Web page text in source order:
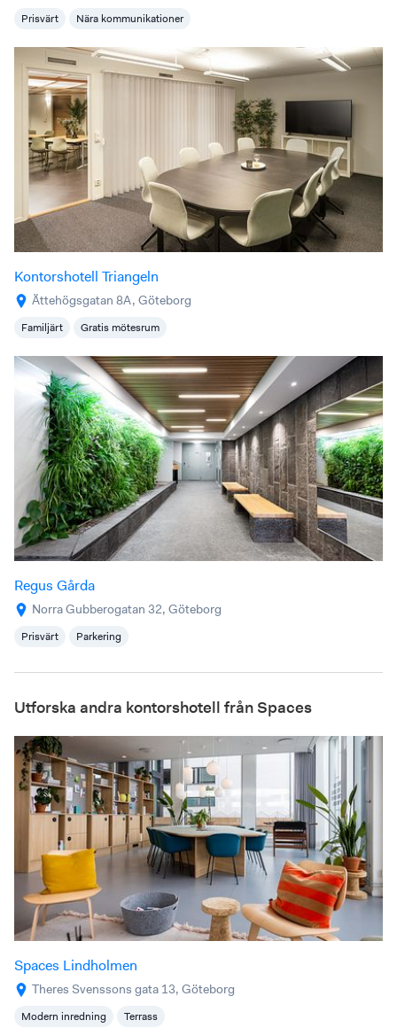
Prisvärt Nära kommunikationer
Kontorshotell Triangeln
Ättehögsgatan 8A, Göteborg
Familjärt Gratis mötesrum
Regus Gårda
Norra Gubberogatan 32, Göteborg
Prisvärt Parkering
Utforska andra kontorshotell från Spaces
Spaces Lindholmen
Theres Svenssons gata 13, Göteborg
Modern inredning Terrass